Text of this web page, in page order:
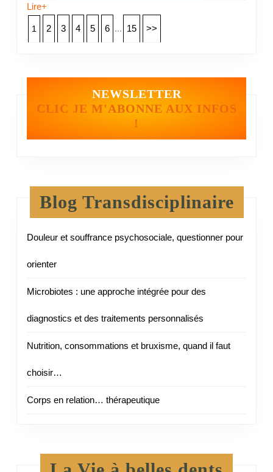
Lire+
1 2 3 4 5 6 ... 15 >>
NEWSLETTER
CLIC JE M'ABONNE AUX INFOS
!
Blog Transdisciplinaire
Douleur et souffrance psychosociale, questionner pour
orienter
Microbiotes : une approche intégrée pour des
diagnostics et des traitements personnalisés
Nutrition, consommations et bruxisme, quand il faut
choisir…
Corps en relation… thérapeutique